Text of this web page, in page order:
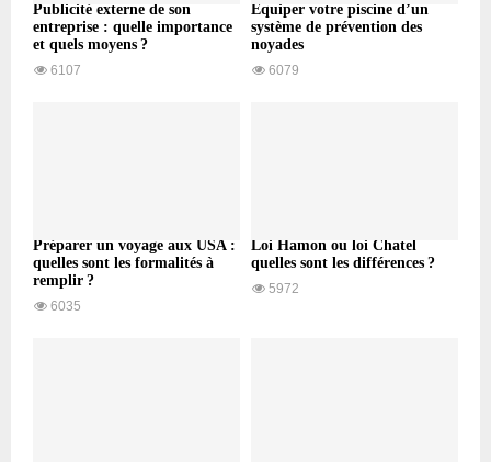
Publicité externe de son
entreprise : quelle importance
et quels moyens ?
6107
Équiper votre piscine d’un
système de prévention des
noyades
6079
Préparer un voyage aux USA :
quelles sont les formalités à
remplir ?
6035
Loi Hamon ou loi Chatel
quelles sont les différences ?
5972